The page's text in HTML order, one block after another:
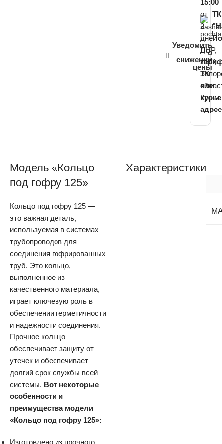
Уведомить
о
снижении
цены
15:00
ТК
ДНР,
ЛНР,
Крым
от
2
дней
По
ТК
или
Модель «Кольцо
под гофру 125»
Кольцо под гофру 125 —
это важная деталь,
используемая в системах
трубопроводов для
соединения гофрированных
труб. Это кольцо,
выполненное из
качественного материала,
играет ключевую роль в
обеспечении герметичности
и надежности соединения.
Прочное кольцо
обеспечивает защиту от
утечек и обеспечивает
долгий срок службы всей
системы. Вот некоторые
особенности и
преимущества модели
«Кольцо под гофру 125»:
Изготовлено из прочного
Характеристики